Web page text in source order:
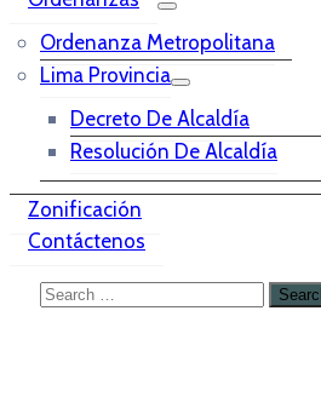
Ordenanza Metropolitana
Lima Provincia
Decreto De Alcaldía
Resolución De Alcaldía
Zonificación
Contáctenos